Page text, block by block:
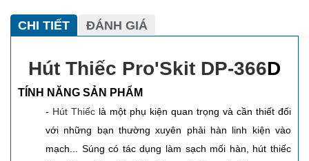
CHI TIẾT ĐÁNH GIÁ
Hút Thiếc Pro'Skit DP-366D
TÍNH NĂNG SẢN PHẨM
- Hút Thiếc là một phụ kiện quan trọng và cần thiết đối
với những bạn thường xuyên phải hàn linh kiện vào
mạch... Súng có tác dụng làm sạch mối hàn, hút thiếc